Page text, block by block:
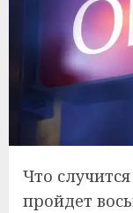
Что
пройдет